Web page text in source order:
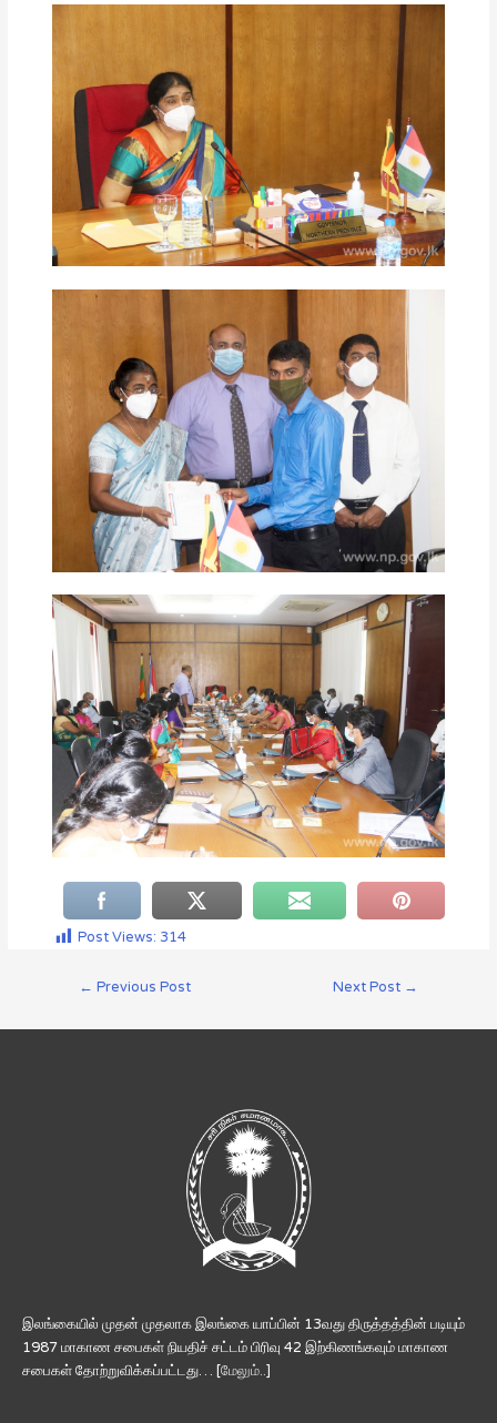
Post Views: 314
← Previous Post Next Post →
இலங்கையில் முதன் முதலாக இலங்கை யாப்பின் 13வது திருத்தத்தின் படியும்
1987 மாகாண சபைகள் நியதிச் சட்டம் பிரிவு 42 இற்கிணங்கவும் மாகாண
சபைகள் தோற்றுவிக்கப்பட்டது… [மேலும்..]